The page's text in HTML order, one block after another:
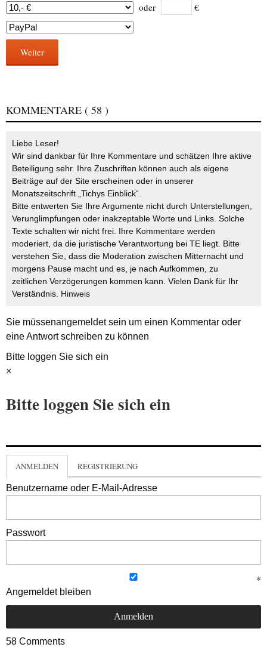
oder €
Weiter
KOMMENTARE ( 58 )
Liebe Leser!
Wir sind dankbar für Ihre Kommentare und schätzen Ihre aktive
Beteiligung sehr. Ihre Zuschriften können auch als eigene
Beiträge auf der Site erscheinen oder in unserer
Monatszeitschrift „Tichys Einblick“.
Bitte entwerten Sie Ihre Argumente nicht durch Unterstellungen,
Verunglimpfungen oder inakzeptable Worte und Links. Solche
Texte schalten wir nicht frei. Ihre Kommentare werden
moderiert, da die juristische Verantwortung bei TE liegt. Bitte
verstehen Sie, dass die Moderation zwischen Mitternacht und
morgens Pause macht und es, je nach Aufkommen, zu
zeitlichen Verzögerungen kommen kann. Vielen Dank für Ihr
Verständnis. Hinweis
Sie müssenangemeldetsein um einen Kommentar oder
eine Antwort schreiben zu können
Bitte loggen Sie sich ein
×
Bitte loggen Sie sich ein
ANMELDEN REGISTRIERUNG
Benutzername oder E-Mail-Adresse
Passwort
Angemeldet bleiben
58 Comments